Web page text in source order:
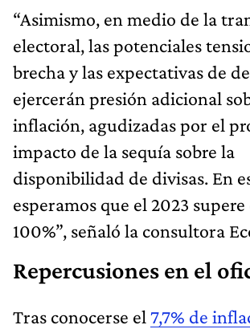
“Asimismo, en medio de la
electoral, las potenciales
brecha y las expectativas de
ejercerán presión adicional
inflación, agudizadas por el
impacto de la sequía sobre la
disponibilidad de divisas. En
esperamos que el 2023 supere
100%”, señaló la consultora
Repercusiones en el
Tras conocerse el 7,7% de